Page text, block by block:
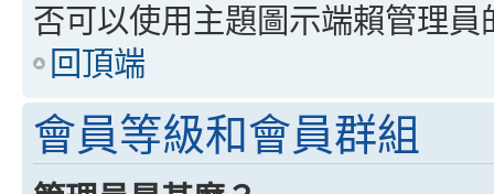
否可以使用主題圖示端賴管理員
回頂端
會員等級和會員群組